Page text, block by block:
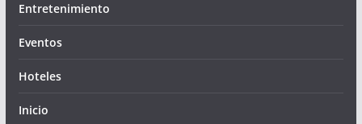
Entretenimiento
Eventos
Hoteles
Inicio